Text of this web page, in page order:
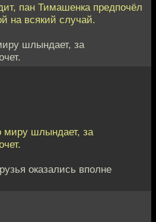
пан Тимашенка предпочёл
на всякий случай.
шлындает, за
миру шлындает, за
оказались вполне